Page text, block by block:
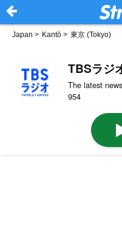
Japan > Kantō > 東京 (Tokyo)
TBSラジ
The latest
954